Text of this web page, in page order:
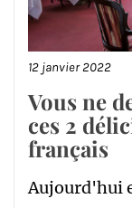
12 janvier 2022
Vous ne
ces 2
français
Aujourd'hui